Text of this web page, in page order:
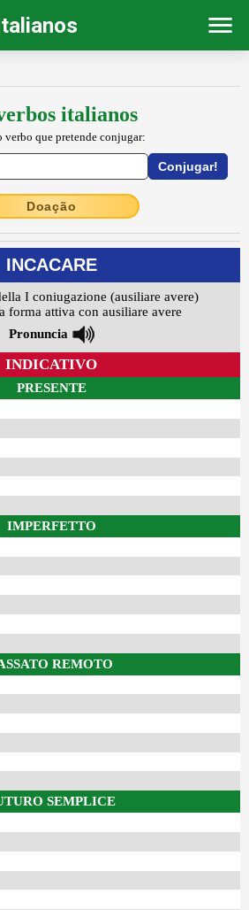
italianos
verbo que pretende conjugar:
Doação
INCACARE
I coniugazione (ausiliare avere)
forma attiva con ausiliare avere
Pronuncia
INDICATIVO
PRESENTE
IMPERFETTO
REMOTO
SEMPLICE